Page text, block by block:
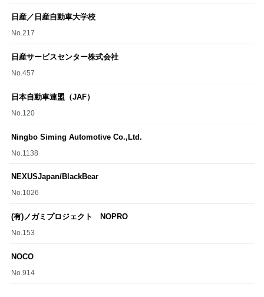
出展者・Exhibitor
日産／日産自動車大学校
No.217
日産サービスセンター株式会社
No.457
日本自動車連盟（JAF）
No.120
Ningbo Siming Automotive Co.,Ltd.
No.1138
NEXUSJapan/BlackBear
No.1026
(有)ノガミプロジェクト NOPRO
No.153
NOCO
No.914